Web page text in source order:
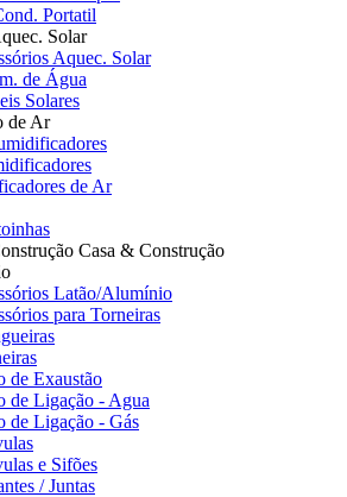
Portatil
Solar
Aquec. Solar
de Água
Solares
de Ar
de Ar
Casa & Construção
Latão/Alumínio
para Torneiras
de Exaustão
de Ligação - Agua
de Ligação - Gás
e Sifões
/ Juntas